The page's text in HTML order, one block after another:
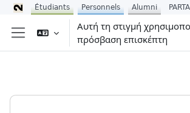
Μετάβαση στο κεντρικό περιεχόμενο
Πλευρικός πίνακας
Αυτή τη στιγμή
πρόσβαση επισκέπτη
Étudiants Personnels Alumni